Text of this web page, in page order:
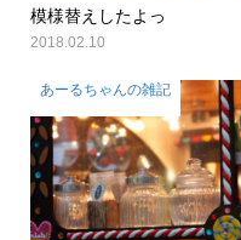
模様替えしたよっ
2018.02.10
あーるちゃんの雑記